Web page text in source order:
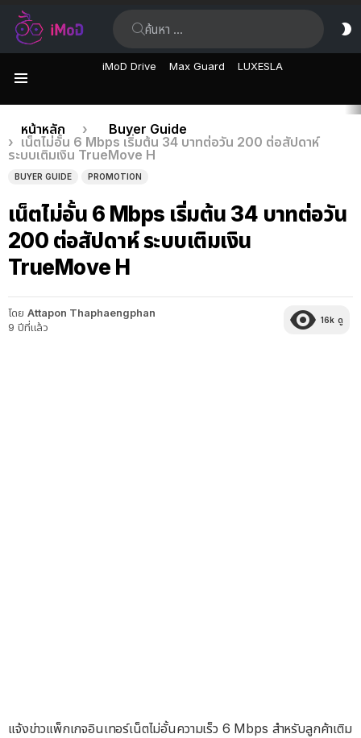
iMoD Drive Max Guard LUXESLA
เรื่อง
ล่าสุด
คุณอยู่ที่นี่:
หน้าหลัก
Buyer Guide
เน็ตไม่อั้น 6 Mbps เริ่มต้น 34 บาทต่อวัน 200 ต่อสัปดาห์
ระบบเติมเงิน TrueMove H
BUYER GUIDE PROMOTION
เน็ตไม่อั้น 6 Mbps เริ่มต้น 34 บาทต่อวัน
200 ต่อสัปดาห์ ระบบเติมเงิน
TrueMove H
โดย Attapon Thaphaengphan
9 ปีที่แล้ว
16k ดู
แจ้งข่าวแพ็กเกจอินเทอร์เน็ตไม่อั้นความเร็ว 6 Mbps สำหรับลูกค้าเติม